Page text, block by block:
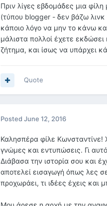
Πριν λίγες εβδομάδες μια
(τύπου blogger - δεν βάζω
κάποιο λόγο να μην το κάνω
μάλιστα πολλοί έχετε
ζήτημα, και ίσως να υπάρχει
Quote
Posted June 12, 2016
Καλησπέρα φίλε Κωνσταντίνε!
γνώμες και εντυπώσεις. Γι
Διάβασα την ιστορία σου και
αποτελεί εισαγωγή όπως λες
προχωράει, τι ιδέες έχεις